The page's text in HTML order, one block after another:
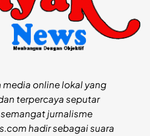
online lokal yang
terpercaya seputar
jurnalisme
hadir sebagai suara